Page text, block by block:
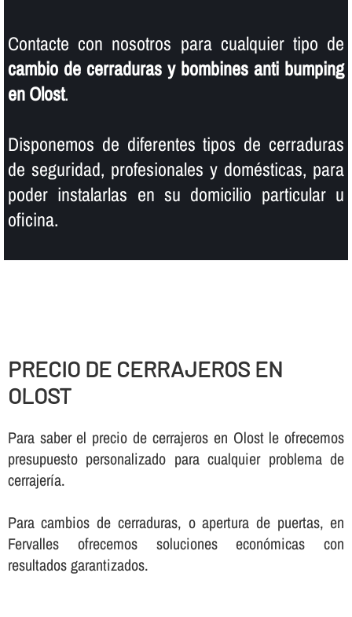
Contacte con nosotros para cualquier tipo de
cambio de cerraduras y bombines anti bumping
en Olost.
Disponemos de diferentes tipos de cerraduras
de seguridad, profesionales y domésticas, para
poder instalarlas en su domicilio particular u
oficina.
PRECIO DE CERRAJEROS EN
OLOST
Para saber el precio de cerrajeros en Olost le ofrecemos
presupuesto personalizado para cualquier problema de
cerrajerí­a.
Para cambios de cerraduras, o apertura de puertas, en
Fervalles ofrecemos soluciones económicas con
resultados garantizados.